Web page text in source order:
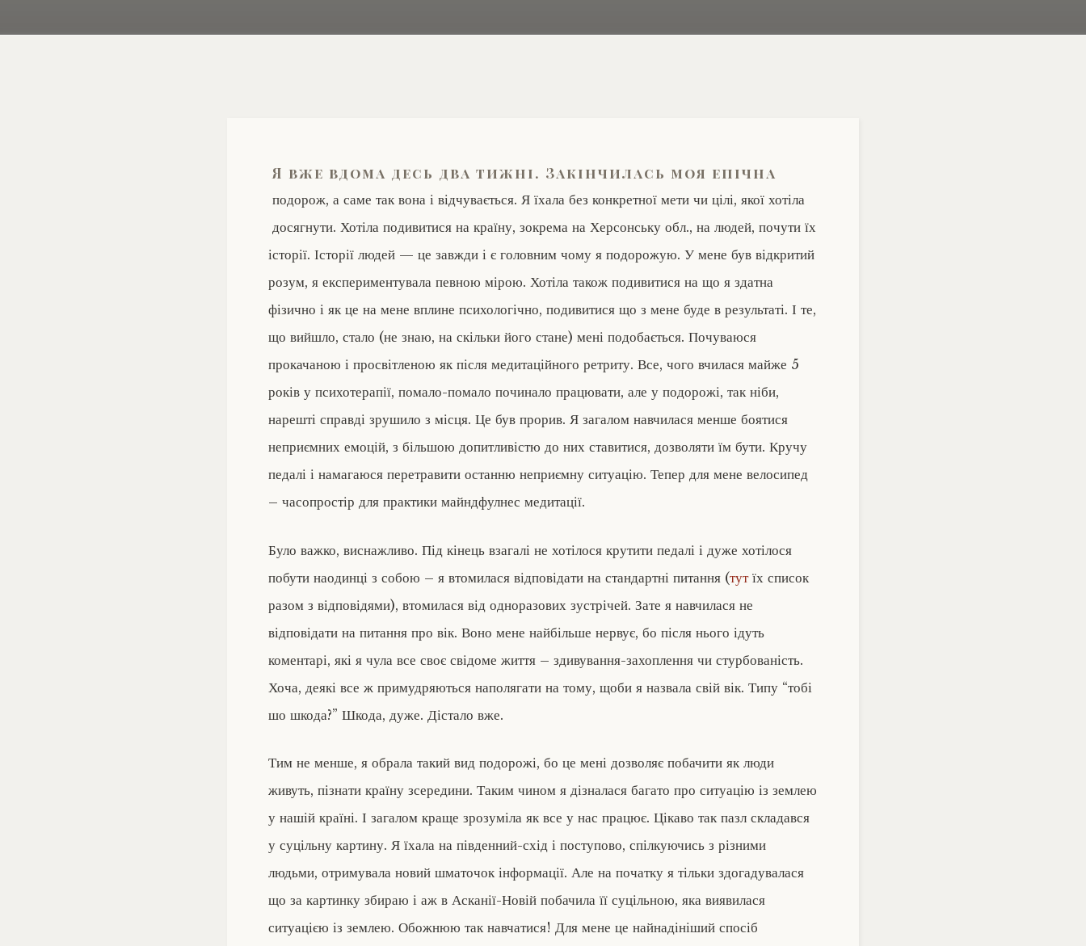
Я вже вдома десь два тижні. Закінчилась моя епічна
подорож, а саме так вона і відчувається. Я їхала без конкретної мети чи цілі, якої хотіла
досягнути. Хотіла подивитися на країну, зокрема на Херсонську обл., на людей, почути їх
історії. Історії людей — це завжди і є головним чому я подорожую. У мене був відкритий
розум, я експериментувала певною мірою. Хотіла також подивитися на що я­ здатна
фізично і як це на мене вплине психологічно, подивитися що з мене буде в результаті. І те,
що вийшло, стало (не знаю, на скільки його стане) мені подобається. Почуваюся
прокачаною і просвітленою як після медитаційного ретриту. Все, чого вчилася майже 5
років у психотерапії, помало-помало починало працювати, але у подорожі, так ніби,
нарешті справді зрушило з місця. Це був прорив. Я загалом навчилася менше боятися
неприємних емоцій, з більшою допитливістю до них ставитися, дозволяти їм бути. Кручу
педалі і намагаюся перетравити останню неприємну ситуацію. Тепер для мене велосипед
– часопростір для практики майндфулнес медитації.
Було важко, виснажливо. Під кінець взагалі не хотілося крутити педалі і дуже хотілося
побути наодинці з собою – я втомилася відповідати на стандартні питання (тутїх список
разом з відповідями), втомилася від одноразових зустрічей. Зате я навчилася не
відповідати на питання про вік. Воно мене найбільше нервує, бо після нього ідуть
коментарі, які я чула все своє свідоме життя – здивування-захоплення чи стурбованість.
Хоча, деякі все ж примудряються наполягати на тому, щоби я назвала свій вік. Типу “тобі
шо шкода?” Шкода, дуже. Дістало вже.
Тим не менше, я обрала такий вид подорожі, бо це мені дозволяє побачити як люди
живуть, пізнати країну зсередини. Таким чином я дізналася багато про ситуацію із землею
у нашій країні. І загалом краще зрозуміла як все у нас працює. Цікаво так пазл складався
у суцільну картину. Я їхала на південний-схід і поступово, спілкуючись з різними
людьми, отримувала новий шматочок інформації. Але на початку я тільки здогадувалася
що за картинку збираю і аж в Асканії-Новій побачила її суцільною, яка виявилася
ситуацією із землею. Обожнюю так навчатися! Для мене це найнадініший спосіб